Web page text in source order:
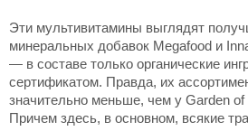
Эти мультивитамины выглядят
минеральных добавок Megafood и
— в составе только органические
сертификатом. Правда, их
значительно меньше, чем у Garden
Причем здесь, в основном, всякие